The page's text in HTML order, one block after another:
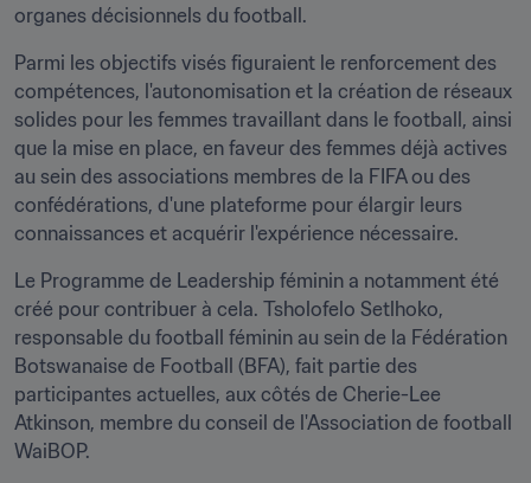
organes décisionnels du football.
Parmi les objectifs visés figuraient le renforcement des
compétences, l'autonomisation et la création de réseaux
solides pour les femmes travaillant dans le football, ainsi
que la mise en place, en faveur des femmes déjà actives
au sein des associations membres de la FIFA ou des
confédérations, d'une plateforme pour élargir leurs
connaissances et acquérir l'expérience nécessaire.
Le Programme de Leadership féminin a notamment été
créé pour contribuer à cela. Tsholofelo Setlhoko,
responsable du football féminin au sein de la Fédération
Botswanaise de Football (BFA), fait partie des
participantes actuelles, aux côtés de Cherie-Lee
Atkinson, membre du conseil de l'Association de football
WaiBOP.